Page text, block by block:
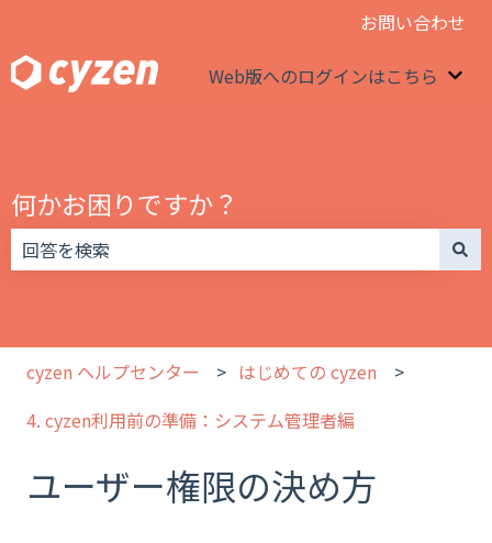
お問い合わせ
Web版へのログインはこちら
何かお困りですか？
cyzen ヘルプセンター
はじめての cyzen
4. cyzen利用前の準備：システム管理者編
ユーザー権限の決め方